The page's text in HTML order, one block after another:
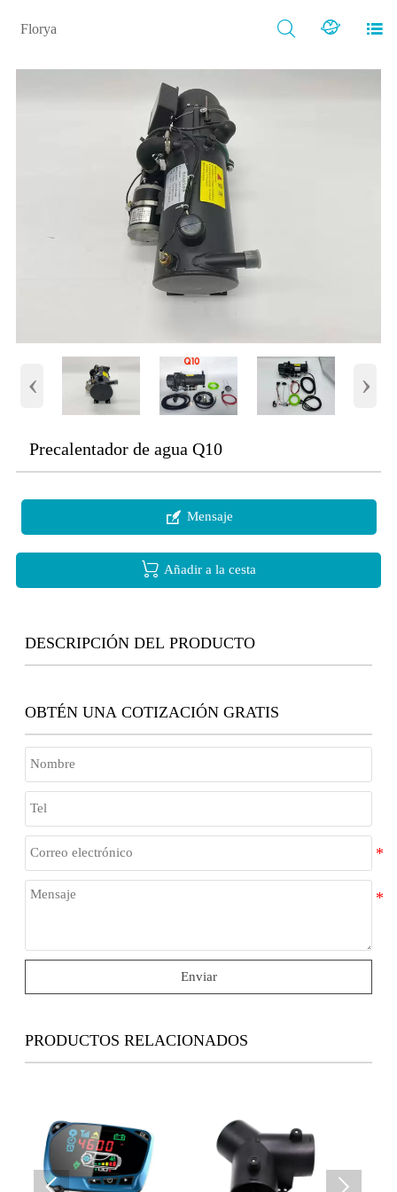
Florya   
‹ ›
Precalentador de agua Q10
 Mensaje
 Añadir a la cesta
DESCRIPCIÓN DEL PRODUCTO
OBTÉN UNA COTIZACIÓN GRATIS
Enviar
PRODUCTOS RELACIONADOS
 